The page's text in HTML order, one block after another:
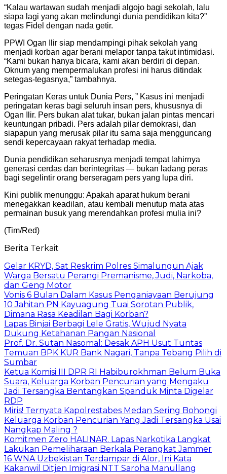
“Kalau wartawan sudah menjadi algojo bagi sekolah, lalu
siapa lagi yang akan melindungi dunia pendidikan kita?”
tegas Fidel dengan nada getir.
PPWI Ogan Ilir siap mendampingi pihak sekolah yang
menjadi korban agar berani melapor tanpa takut intimidasi.
“Kami bukan hanya bicara, kami akan berdiri di depan.
Oknum yang mempermalukan profesi ini harus ditindak
setegas-tegasnya,” tambahnya.
Peringatan Keras untuk Dunia Pers, ” Kasus ini menjadi
peringatan keras bagi seluruh insan pers, khususnya di
Ogan Ilir. Pers bukan alat tukar, bukan jalan pintas mencari
keuntungan pribadi. Pers adalah pilar demokrasi, dan
siapapun yang merusak pilar itu sama saja mengguncang
sendi kepercayaan rakyat terhadap media.
Dunia pendidikan seharusnya menjadi tempat lahirnya
generasi cerdas dan berintegritas — bukan ladang peras
bagi segelintir orang berseragam pers yang lupa diri.
Kini publik menunggu: Apakah aparat hukum berani
menegakkan keadilan, atau kembali menutup mata atas
permainan busuk yang merendahkan profesi mulia ini?
(Tim/Red)
Berita Terkait
Gelar KRYD, Sat Reskrim Polres Simalungun Ajak
Warga Bersatu Perangi Premanisme, Judi, Narkoba,
dan Geng Motor
Vonis 6 Bulan Dalam Kasus Penganiayaan Berujung
10 Jahitan PN Kayuagung Tuai Sorotan Publik,
Dimana Rasa Keadilan Bagi Korban?
Lapas Binjai Berbagi Lele Gratis, Wujud Nyata
Dukung Ketahanan Pangan Nasional
Prof. Dr. Sutan Nasomal: Desak APH Usut Tuntas
Temuan BPK KUR Bank Nagari, Tanpa Tebang Pilih di
Sumbar
Ketua Komisi III DPR RI Habiburokhman Belum Buka
Suara, Keluarga Korban Pencurian yang Mengaku
Jadi Tersangka Bentangkan Spanduk Minta Digelar
RDP
Miris! Ternyata Kapolrestabes Medan Sering Bohongi
Keluarga Korban Pencurian Yang Jadi Tersangka Usai
Nangkap Maling ?
Komitmen Zero HALINAR. Lapas Narkotika Langkat
Lakukan Pemeliharaan Berkala Perangkat Jammer
16 WNA Uzbekistan Terdampar di Alor, Ini Kata
Kakanwil Ditjen Imigrasi NTT Saroha Manullang